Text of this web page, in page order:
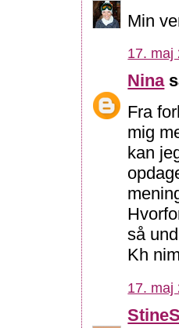
Min
17. maj
Nina
Fra
mig
kan
så
Kh
17. maj